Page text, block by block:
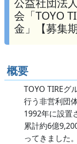
会「TOYO
金」【募集
概要
TOYO TIREグ
行う非営利団
1992年に設置
累計約6億
ってきました。